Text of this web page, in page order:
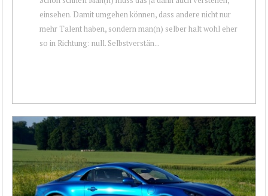
einsehen. Damit umgehen können, dass andere nicht nur
mehr Talent haben, sondern man(n) selber halt wohl eher
so in Richtung: null. Selbstverstän...